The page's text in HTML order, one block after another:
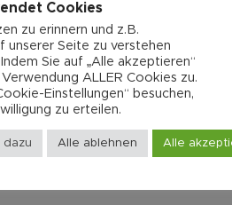
Cookies
zu erinnern und z.B.
unserer Seite zu verstehen
Sie auf „Alle akzeptieren“
ALLER Cookies zu.
Einstellungen“ besuchen,
zu erteilen.
dazu Alle ablehnen Alle